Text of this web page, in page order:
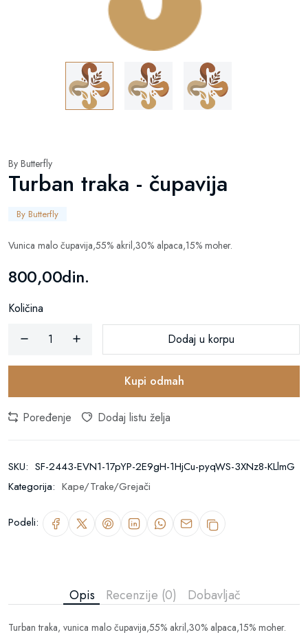
By Butterfly
Turban traka - čupavija
By Butterfly
Vunica malo čupavija,55% akril,30% alpaca,15% moher.
800,00din.
Količina
Dodaj u korpu
Kupi odmah
Poređenje Dodaj listu želja
SKU: SF-2443-EVN1-17pYP-2E9gH-1HjCu-pyqWS-3XNz8-KLlmG
Kategorija: Kape/Trake/Grejači
Podeli:
Opis Recenzije (0) Dobavljač
Turban traka, vunica malo čupavija,55% akril,30% alpaca,15% moher.